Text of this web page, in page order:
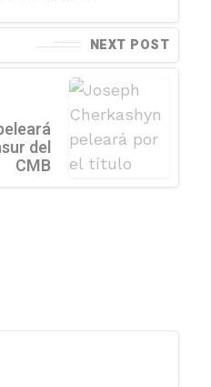
NEXT POST
del
CMB